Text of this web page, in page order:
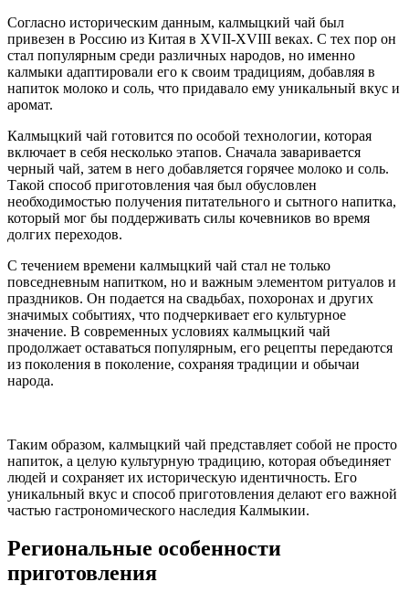
Согласно историческим данным, калмыцкий чай был
привезен в Россию из Китая в XVII-XVIII веках. С тех пор он
стал популярным среди различных народов, но именно
калмыки адаптировали его к своим традициям, добавляя в
напиток молоко и соль, что придавало ему уникальный вкус и
аромат.
Калмыцкий чай готовится по особой технологии, которая
включает в себя несколько этапов. Сначала заваривается
черный чай, затем в него добавляется горячее молоко и соль.
Такой способ приготовления чая был обусловлен
необходимостью получения питательного и сытного напитка,
который мог бы поддерживать силы кочевников во время
долгих переходов.
С течением времени калмыцкий чай стал не только
повседневным напитком, но и важным элементом ритуалов и
праздников. Он подается на свадьбах, похоронах и других
значимых событиях, что подчеркивает его культурное
значение. В современных условиях калмыцкий чай
продолжает оставаться популярным, его рецепты передаются
из поколения в поколение, сохраняя традиции и обычаи
народа.
Таким образом, калмыцкий чай представляет собой не просто
напиток, а целую культурную традицию, которая объединяет
людей и сохраняет их историческую идентичность. Его
уникальный вкус и способ приготовления делают его важной
частью гастрономического наследия Калмыкии.
Региональные особенности
приготовления